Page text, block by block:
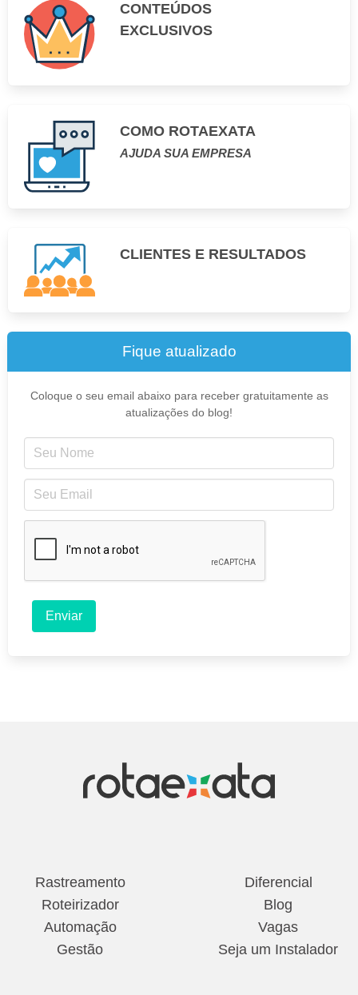
CONTEÚDOS
EXCLUSIVOS
COMO ROTAEXATA
AJUDA SUA EMPRESA
CLIENTES E RESULTADOS
Fique atualizado
Coloque o seu email abaixo para receber gratuitamente as
atualizações do blog!
Enviar
Rastreamento
Roteirizador
Automação
Gestão
Diferencial
Blog
Vagas
Seja um Instalador